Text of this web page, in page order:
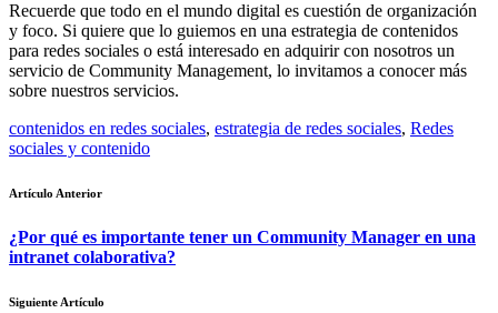
Recuerde que todo en el mundo digital es cuestión de organización
y foco. Si quiere que lo guiemos en una estrategia de contenidos
para redes sociales o está interesado en adquirir con nosotros un
servicio de Community Management, lo invitamos a conocer más
sobre nuestros servicios.
contenidos en redes sociales, estrategia de redes sociales, Redes
sociales y contenido
Artículo Anterior
¿Por qué es importante tener un Community Manager en una
intranet colaborativa?
Siguiente Artículo